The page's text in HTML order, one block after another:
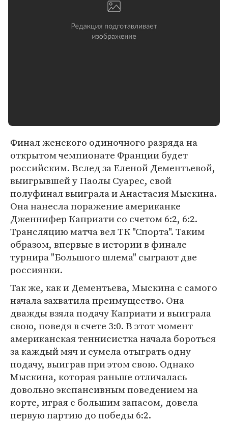
Финал женского одиночного разряда на
открытом чемпионате Франции будет
российским. Вслед за Еленой Дементьевой,
выигрывшей у Паолы Суарес, свой
полуфинал выиграла и Анастасия Мыскина.
Она нанесла поражение американке
Дженнифер Каприати со счетом 6:2, 6:2.
Трансляцию матча вел ТК "Спорта". Таким
образом, впервые в истории в финале
турнира "Большого шлема" сыграют две
россиянки.
Так же, как и Дементьева, Мыскина с самого
начала захватила преимущество. Она
дважды взяла подачу Каприати и выиграла
свою, поведя в счете 3:0. В этот момент
американская теннисистка начала бороться
за каждый мяч и сумела отыграть одну
подачу, выиграв при этом свою. Однако
Мыскина, которая раньше отличалась
довольно экспансивным поведением на
корте, играя с большим запасом, довела
первую партию до победы 6:2.